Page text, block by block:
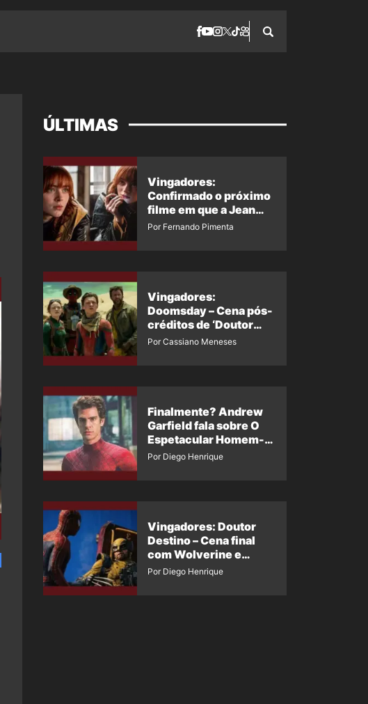
ÚLTIMAS
Vingadores:
Confirmado o próximo
filme em que a Jean
Grey irá aparecer
Por Fernando Pimenta
Vingadores:
Doomsday – Cena pós-
créditos de ‘Doutor
Destino’ é revelada
Por Cassiano Meneses
Finalmente? Andrew
Garfield fala sobre O
Espetacular Homem-
Aranha 3
Por Diego Henrique
Vingadores: Doutor
Destino – Cena final
com Wolverine e
Homem-Aranha de
Por Diego Henrique